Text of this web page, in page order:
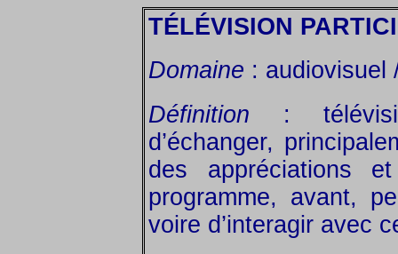
TÉLÉVISION
Domaine : audiovisuel
Définition :
d’échanger,
des appréciations
programme, avant,
voire d’interagir avec